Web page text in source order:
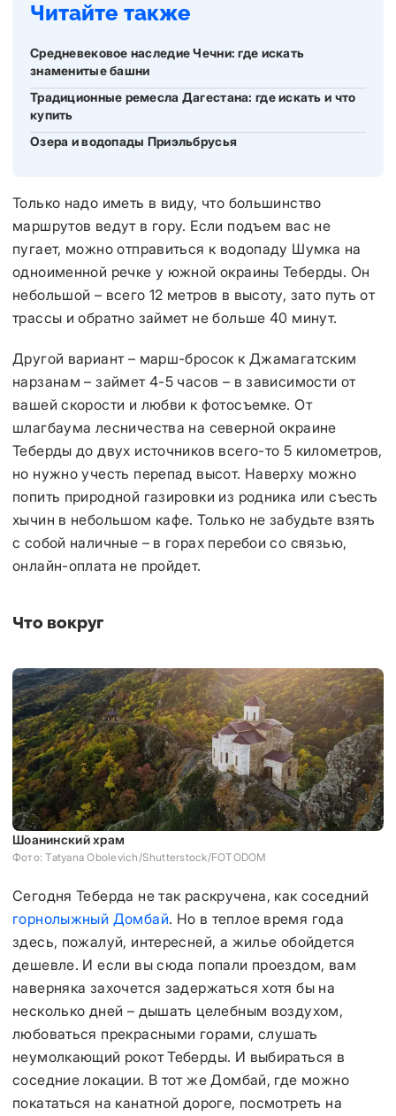
Читайте также
Средневековое наследие Чечни: где искать
знаменитые башни
Традиционные ремесла Дагестана: где искать и что
купить
Озера и водопады Приэльбрусья
Только надо иметь в виду, что большинство
маршрутов ведут в гору. Если подъем вас не
пугает, можно отправиться к водопаду Шумка на
одноименной речке у южной окраины Теберды. Он
небольшой – всего 12 метров в высоту, зато путь от
трассы и обратно займет не больше 40 минут.
Другой вариант – марш-бросок к Джамагатским
нарзанам – займет 4-5 часов – в зависимости от
вашей скорости и любви к фотосъемке. От
шлагбаума лесничества на северной окраине
Теберды до двух источников всего-то 5 километров,
но нужно учесть перепад высот. Наверху можно
попить природной газировки из родника или съесть
хычин в небольшом кафе. Только не забудьте взять
с собой наличные – в горах перебои со связью,
онлайн-оплата не пройдет.
Что вокруг
Шоанинский храм
Фото: Tatyana Obolevich/Shutterstock/FOTODOM
Сегодня Теберда не так раскручена, как соседний
горнолыжный Домбай. Но в теплое время года
здесь, пожалуй, интересней, а жилье обойдется
дешевле. И если вы сюда попали проездом, вам
наверняка захочется задержаться хотя бы на
несколько дней – дышать целебным воздухом,
любоваться прекрасными горами, слушать
неумолкающий рокот Теберды. И выбираться в
соседние локации. В тот же Домбай, где можно
покататься на канатной дороге, посмотреть на